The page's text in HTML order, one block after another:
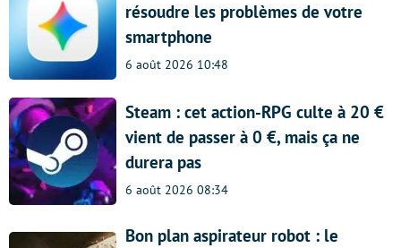
résoudre les problèmes de votre
smartphone
6 août 2026 10:48
Steam : cet action-RPG culte à 20 €
vient de passer à 0 €, mais ça ne
durera pas
6 août 2026 08:34
Bon plan aspirateur robot : le